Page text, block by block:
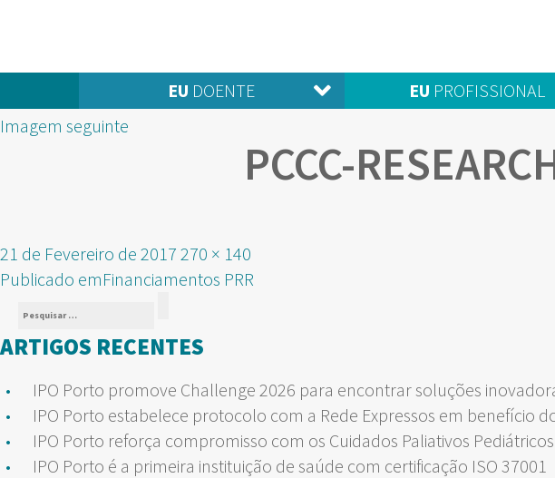
EU DOENTE EU PROFISSIONAL
Imagem seguinte
PCCC-
Publicado
em
21 de Fevereiro de 2017 Tamanho
real
270 × 140
NAVEGAÇÃO
DE
ARTIGOS
Publicado emFinanciamentos PRR
Pesquisar
por:
ARTIGOS RECENTES
IPO Porto promove Challenge 2026 para encontrar soluções
IPO Porto estabelece protocolo com a Rede Expressos em benefício
IPO Porto reforça compromisso com os Cuidados Paliativos Pediátricos
IPO Porto é a primeira instituição de saúde com certificação ISO 37001